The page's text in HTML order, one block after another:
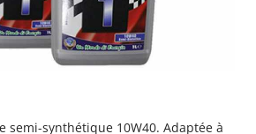
semi-synthétique 10W40. Adaptée à